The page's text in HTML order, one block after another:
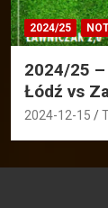
2024/25
2024/25
Łódź vs
2024-12-15